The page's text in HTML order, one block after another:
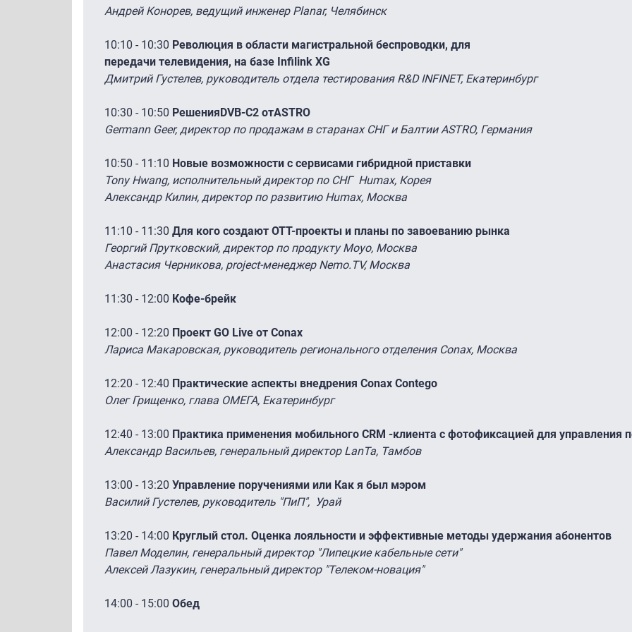
Андрей Конорев, ведущий инженер Planar, Челябинск
10:10 - 10:30 Революция в области магистральной беспроводки, для
передачи телевидения, на базе Infilink XG
Дмитрий Густелев, руководитель отдела тестирования R&D INFINET, Екатеринбург
10:30 - 10:50 РешенияDVB-C2 отASTRO
Germann Geer, директор по продажам в старанах СНГ и Балтии ASTRO, Германия
10:50 - 11:10 Новые возможности с сервисами гибридной приставки
Tony Hwang, исполнительный директор по СНГ Humax, Корея
Александр Килин, директор по развитию Humax, Москва
11:10 - 11:30 Для кого создают ОТТ-проекты и планы по завоеванию рынка
Георгий Прутковский, директор по продукту Moyo, Москва
Анастасия Черникова, project-менеджер Nemo.TV, Москва
11:30 - 12:00 Кофе-брейк
12:00 - 12:20 Проект GO Live от Conax
Лариса Макаровская, руководитель регионального отделения Conax, Москва
12:20 - 12:40 Практические аспекты внедрения Conax Contego
Олег Грищенко, глава ОМЕГА, Екатеринбург
12:40 - 13:00 Практика применения мобильного CRM -клиента с фотофиксацией для управления
Александр Васильев, генеральный директор LanTa, Тамбов
13:00 - 13:20 Управление поручениями или Как я был мэром
Василий Густелев, руководитель "ПиП", Урай
13:20 - 14:00 Круглый стол. Оценка лояльности и эффективные методы удержания абонентов
Павел Моделин, генеральный директор "Липецкие кабельные сети"
Алексей Лазукин, генеральный директор "Телеком-новация"
14:00 - 15:00 Обед